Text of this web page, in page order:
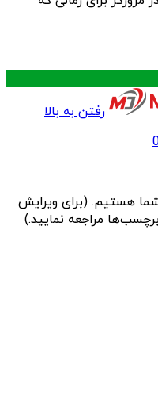
رفتن به بالا
شما هستیم. (برای ویرایش
مراجعه نمایید.)